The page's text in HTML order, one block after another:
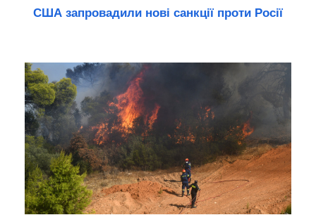
США запровадили нові санкції проти Росії